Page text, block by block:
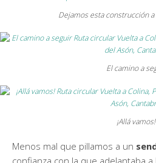
Dejamos esta construcción
El camino a
¡Allá vamos!
Menos mal que pillamos a un